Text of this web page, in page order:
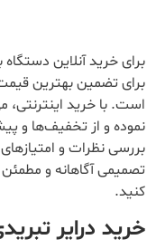
برای خرید آنلاین
برای تضمین بهترین
است. با خرید اینترنتی،
نموده و از تخفیف‌ها و
بررسی نظرات و
تصمیمی آگاهانه و
کنید.
خرید درایر